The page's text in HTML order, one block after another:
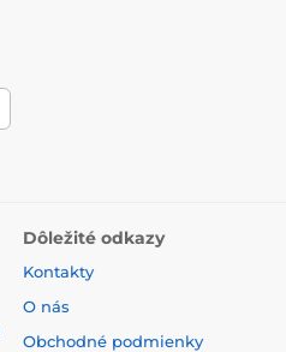
Dôležité odkazy
Kontakty
O nás
Obchodné podmienky